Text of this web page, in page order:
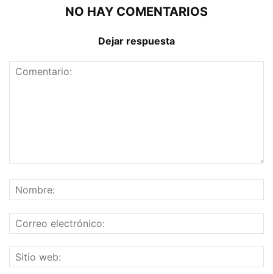
NO HAY COMENTARIOS
Dejar respuesta